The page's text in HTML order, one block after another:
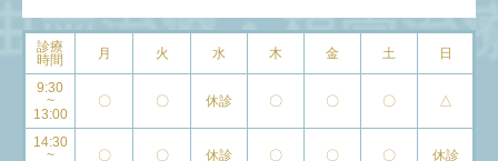
診療
時間
月 火 水 木 金 土 日
9:30
~
13:00
〇 〇 休診 〇 〇 〇 △
14:30
~
〇 〇 休診 〇 〇 〇 休診